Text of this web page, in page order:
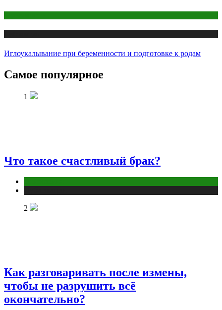
Иглоукалывание при беременности и подготовке к родам
Самое популярное
1
Что такое счастливый брак?
2
Как разговаривать после измены,
чтобы не разрушить всё
окончательно?